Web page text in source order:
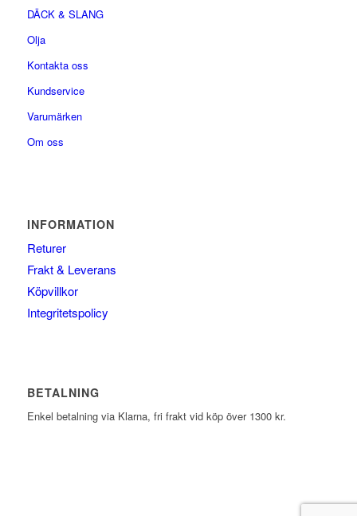
DÄCK & SLANG
Olja
Kontakta oss
Kundservice
Varumärken
Om oss
INFORMATION
Returer
Frakt & Leverans
Köpvillkor
Integritetspolicy
BETALNING
Enkel betalning via Klarna, fri frakt vid köp över 1300 kr.